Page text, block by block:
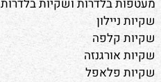
מעטפות בלדרות ושקיות בלדרות
שקיות ניילון
שקיות קלפה
שקיות אורגנזה
שקיות פלאפל